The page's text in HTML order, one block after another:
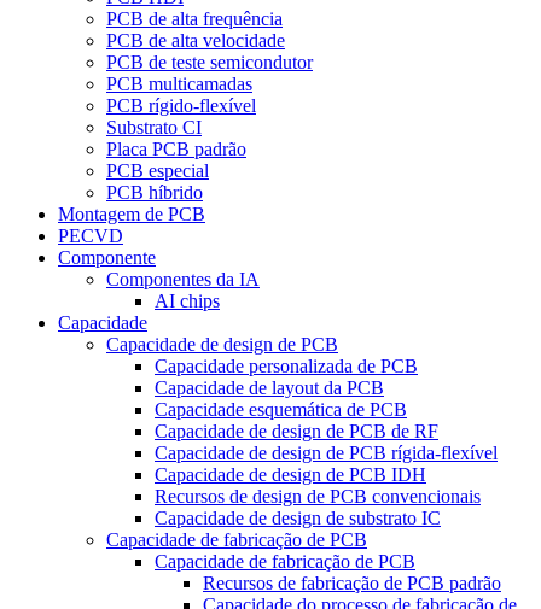
PCB de alta frequência
PCB de alta velocidade
PCB de teste semicondutor
PCB multicamadas
PCB rígido-flexível
Substrato CI
Placa PCB padrão
PCB especial
PCB híbrido
Montagem de PCB
PECVD
Componente
Componentes da IA
AI chips
Capacidade
Capacidade de design de PCB
Capacidade personalizada de PCB
Capacidade de layout da PCB
Capacidade esquemática de PCB
Capacidade de design de PCB de RF
Capacidade de design de PCB rígida-flexível
Capacidade de design de PCB IDH
Recursos de design de PCB convencionais
Capacidade de design de substrato IC
Capacidade de fabricação de PCB
Capacidade de fabricação de PCB
Recursos de fabricação de PCB padrão
Capacidade do processo de fabricação de